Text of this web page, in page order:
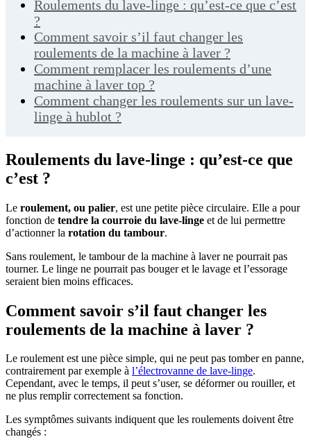
Roulements du lave-linge : qu’est-ce que c’est
?
Comment savoir s’il faut changer les
roulements de la machine à laver ?
Comment remplacer les roulements d’une
machine à laver top ?
Comment changer les roulements sur un lave-
linge à hublot ?
Roulements du lave-linge : qu’est-ce que
c’est ?
Le roulement, ou palier, est une petite pièce circulaire. Elle a pour
fonction de tendre la courroie du lave-linge et de lui permettre
d’actionner la rotation du tambour.
Sans roulement, le tambour de la machine à laver ne pourrait pas
tourner. Le linge ne pourrait pas bouger et le lavage et l’essorage
seraient bien moins efficaces.
Comment savoir s’il faut changer les
roulements de la machine à laver ?
Le roulement est une pièce simple, qui ne peut pas tomber en panne,
contrairement par exemple à l’électrovanne de lave-linge.
Cependant, avec le temps, il peut s’user, se déformer ou rouiller, et
ne plus remplir correctement sa fonction.
Les symptômes suivants indiquent que les roulements doivent être
changés :